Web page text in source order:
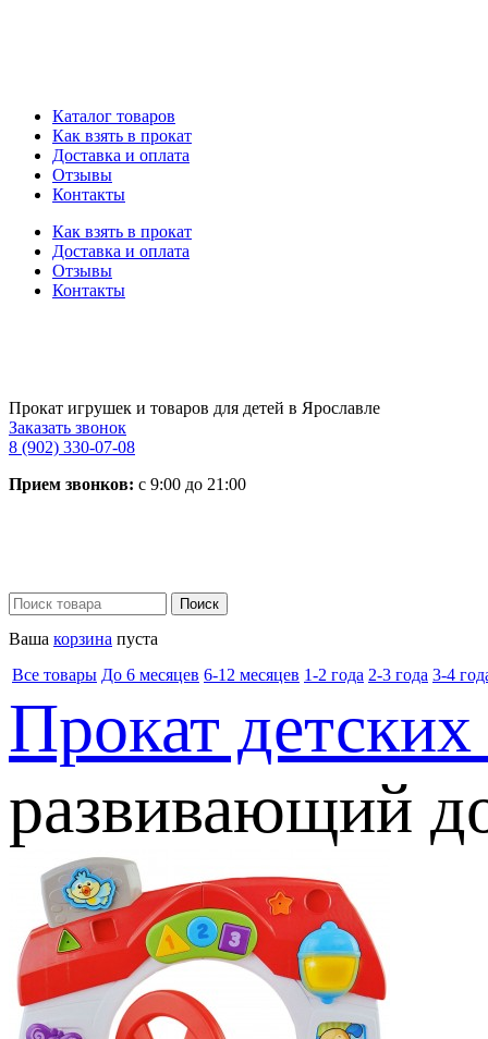
Каталог товаров
Как взять в прокат
Доставка и оплата
Отзывы
Контакты
Как взять в прокат
Доставка и оплата
Отзывы
Контакты
Прокат игрушек и товаров для детей в Ярославле
Заказать звонок
8 (902) 330-07-08
Прием звонков: с 9:00 до 21:00
Ваша корзина пуста
Все товары До 6 месяцев 6-12 месяцев 1-2 года 2-3 года 3-4
Прокат детских
развивающий